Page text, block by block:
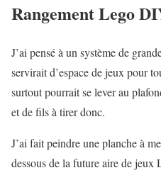
Rangement Lego
J’ai pensé à un système de
servirait d’espace de jeux pour
surtout pourrait se lever au
et de fils à tirer donc.
J’ai fait peindre une planche à
dessous de la future aire de jeux